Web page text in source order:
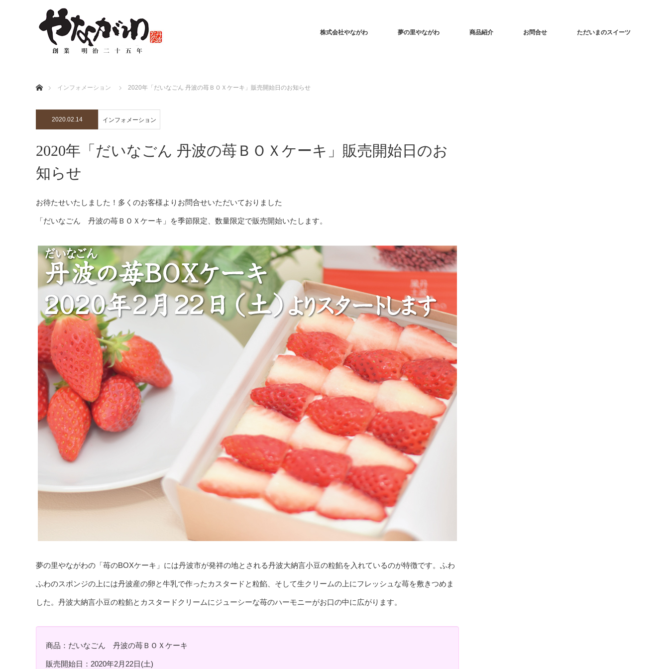
株式会社やながわ 夢の里やながわ 商品紹介 お問合せ ただいまのスイーツ
インフォメーション
2020年「だいなごん 丹波の苺ＢＯＸケーキ」販売開始日のお知らせ
2020.02.14 インフォメーション
2020年「だいなごん 丹波の苺ＢＯＸケーキ」販売開始日のお
知らせ
お待たせいたしました！多くのお客様よりお問合せいただいておりました
「だいなごん 丹波の苺ＢＯＸケーキ」を季節限定、数量限定で販売開始いたします。
夢の里やながわの「苺のBOXケーキ」には丹波市が発祥の地とされる丹波大納言小豆の粒餡を入れているのが特徴です。ふわ
ふわのスポンジの上には丹波産の卵と牛乳で作ったカスタードと粒餡、そして生クリームの上にフレッシュな苺を敷きつめま
した。丹波大納言小豆の粒餡とカスタードクリームにジューシーな苺のハーモニーがお口の中に広がります。
商品：だいなごん 丹波の苺ＢＯＸケーキ
販売開始日：2020年2月22日(土)